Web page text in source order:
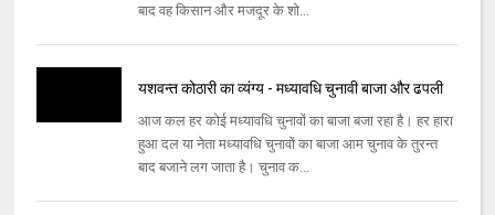
बाद वह किसान और मजदूर के शो...
यशवन्‍त कोठारी का व्यंग्य - मध्‍यावधि चुनावी बाजा और ढपली
आज कल हर कोई मध्‍यावधि चुनावों का बाजा बजा रहा है। हर हारा
हुआ दल या नेता मध्‍यावधि चुनावों का बाजा आम चुनाव के तुरन्‍त
बाद बजाने लग जाता है। चुनाव क...